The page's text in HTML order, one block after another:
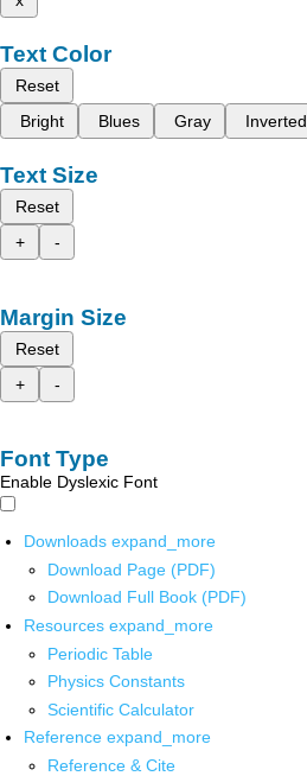
Text Color
Reset
Bright
Blues Gray Inverted
Text Size
Reset
+
-
Margin Size
Reset
+
-
Font Type
Enable Dyslexic Font
Downloads expand_more
Download Page (PDF)
Download Full Book (PDF)
Resources expand_more
Periodic Table
Physics Constants
Scientific Calculator
Reference expand_more
Reference & Cite